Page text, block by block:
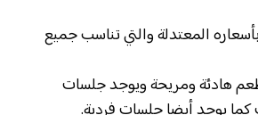
المعتدلة والتي تناسب جميع
هادئة ومريحة ويوجد جلسات